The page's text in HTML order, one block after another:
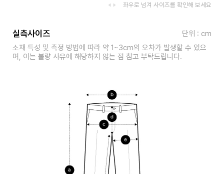
좌우로 넘겨 사이즈를 확인해 보세요
실측사이즈
단위 : cm
소재 특성 및 측정 방법에 따라 약 1~3cm의 오차가 발생할 수 있으
며, 이는 불량 사유에 해당하지 않는 점 참고 부탁드립니다.